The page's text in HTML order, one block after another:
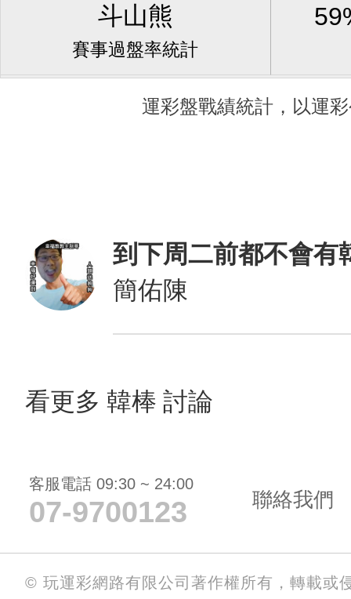
斗山熊
賽事過盤率統計
運彩盤戰績統計，以運
到下周二前都不會有
簡佑陳
看更多 韓棒 討論
客服電話 09:30 ~ 24:00
07-9700123 聯絡我們
© 玩運彩網路有限公司著作權所有，轉載或